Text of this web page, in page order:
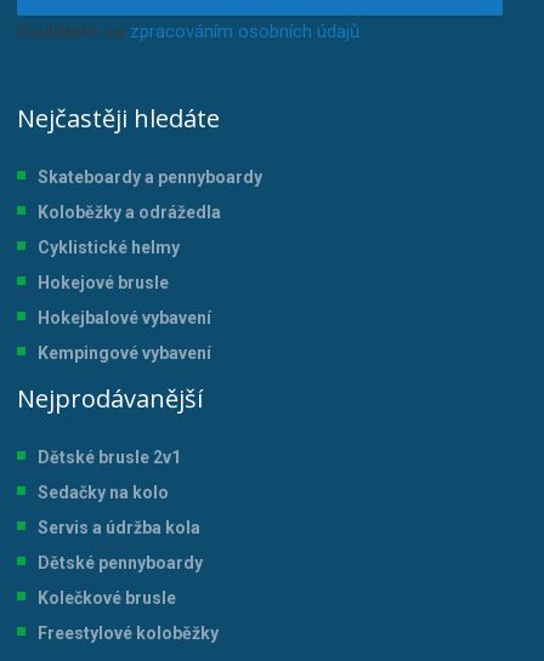
Souhlasím se zpracováním osobních údajů
Nejčastěji hledáte
Skateboardy a pennyboardy
Koloběžky a odrážedla
Cyklistické helmy
Hokejové brusle
Hokejbalové vybavení
Kempingové vybavení
Nejprodávanější
Dětské brusle 2v1
Sedačky na kolo
Servis a údržba kola
Dětské pennyboardy
Kolečkové brusle
Freestylové koloběžky